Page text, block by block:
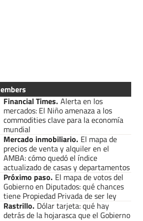
Financial Times. Alerta en los
mercados: El Niño amenaza a los
commodities clave para la economía
mundial
Mercado inmobiliario. El mapa de
precios de venta y alquiler en el
AMBA: cómo quedó el índice
actualizado de casas y departamentos
Próximo paso. El mapa de votos del
Gobierno en Diputados: qué chances
tiene Propiedad Privada de ser ley
Rastrillo. Dólar tarjeta: qué hay
detrás de la hojarasca que el Gobierno